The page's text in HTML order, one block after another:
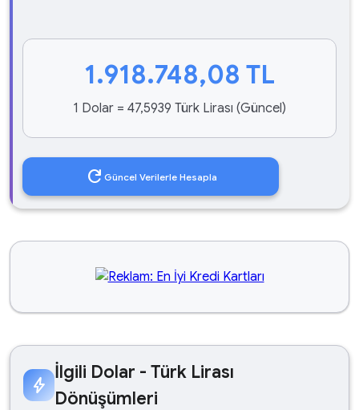
1.918.748,08 TL
1 Dolar = 47,5939 Türk Lirası (Güncel)
refresh Güncel Verilerle Hesapla
bolt
İlgili Dolar - Türk Lirası
Dönüşümleri